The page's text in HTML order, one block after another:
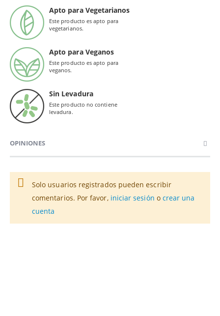
Apto para Vegetarianos
Este producto es apto para
vegetarianos.
Apto para Veganos
Este producto es apto para
veganos.
Sin Levadura
Este producto no contiene
levadura.
OPINIONES
Solo usuarios registrados pueden escribir
comentarios. Por favor, iniciar sesión o crear una
cuenta